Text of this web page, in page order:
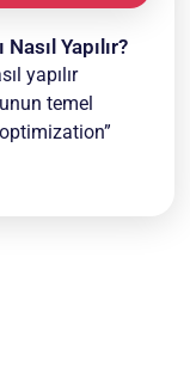
Yapılır?
yapılır
temel